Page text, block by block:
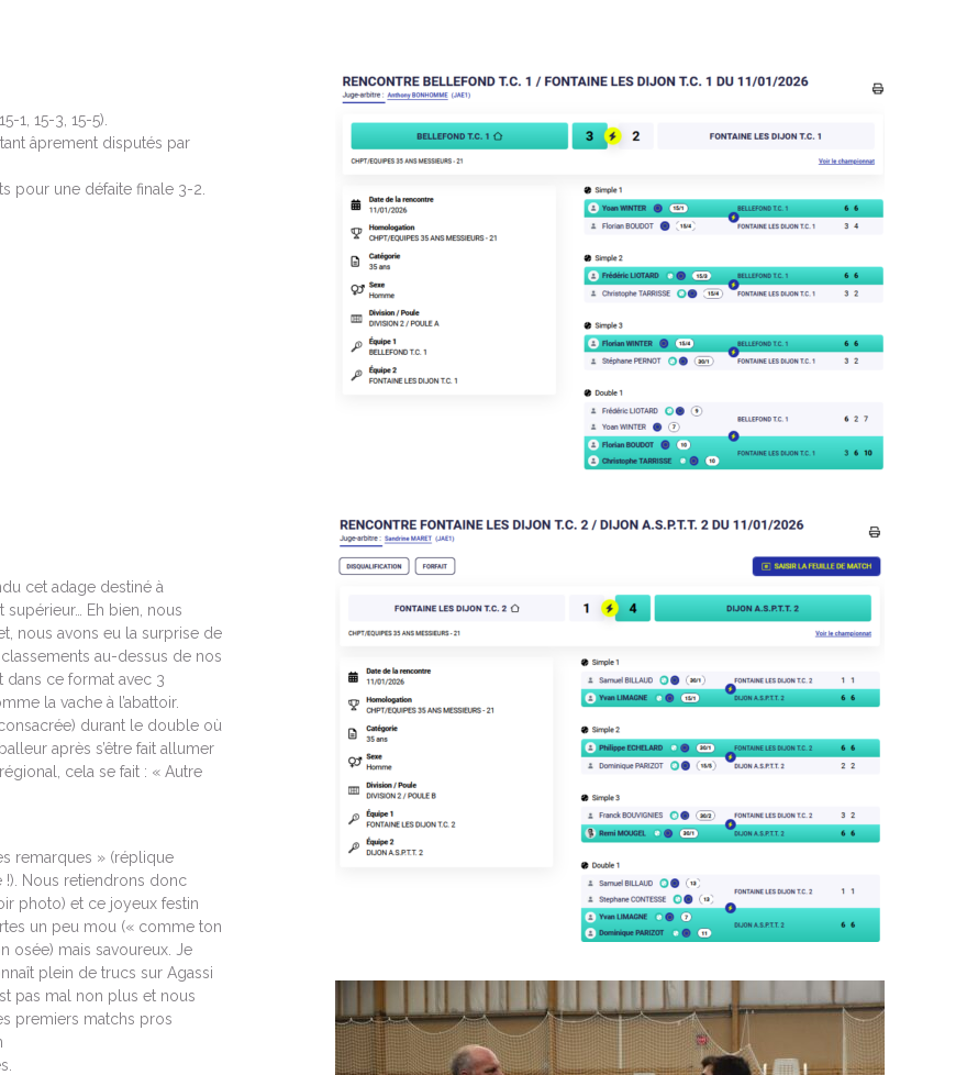
1, 15-3, 15-5).
âprement disputés par
pour une défaite finale 3-2.
cet adage destiné à
Eh bien, nous
nous avons eu la surprise de
au-dessus de nos
dans ce format avec 3
la vache à l’abattoir.
durant le double où
après s’être fait allumer
cela se fait : « Autre
remarques » (réplique
!). Nous retiendrons donc
photo) et ce joyeux festin
un peu mou (« comme ton
osée) mais savoureux. Je
plein de trucs sur Agassi
pas mal non plus et nous
premiers matchs pros